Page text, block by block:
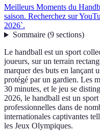
Meilleurs Moments du
saison. Recherchez sur
2026`.
Sommaire(9 sections)
Le handball est un sport
joueurs, sur un terrain
marquer des buts en lançant
protégé par un gardien. Les
30 minutes, et le jeu se
2026, le handball est un
professionnelles dans de
internationales captivantes
les Jeux Olympiques.